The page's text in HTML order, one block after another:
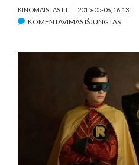
KINOMAISTAS.LT 2015-05-06, 16:13
KOMENTAVIMAS IŠJUNGTASĮRAŠE
KINO